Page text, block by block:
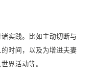
实践。比如主动切断与
时间，以及为增进夫妻
界活动等。